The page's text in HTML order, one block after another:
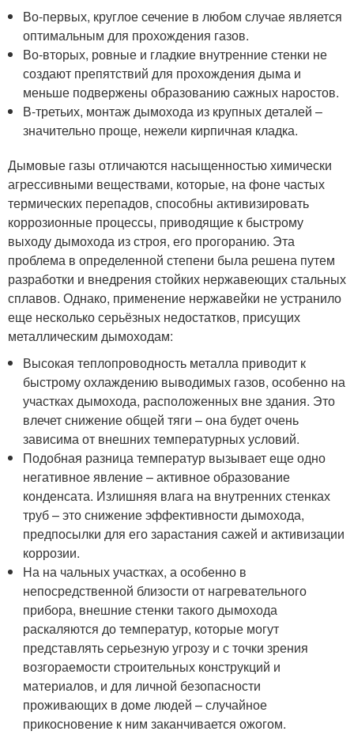
Во-первых, круглое сечение в любом случае является
оптимальным для прохождения газов.
Во-вторых, ровные и гладкие внутренние стенки не
создают препятствий для прохождения дыма и
меньше подвержены образованию сажных наростов.
В-третьих, монтаж дымохода из крупных деталей –
значительно проще, нежели кирпичная кладка.
Дымовые газы отличаются насыщенностью химически
агрессивными веществами, которые, на фоне частых
термических перепадов, способны активизировать
коррозионные процессы, приводящие к быстрому
выходу дымохода из строя, его прогоранию. Эта
проблема в определенной степени была решена путем
разработки и внедрения стойких нержавеющих стальных
сплавов. Однако, применение нержавейки не устранило
еще несколько серьёзных недостатков, присущих
металлическим дымоходам:
Высокая теплопроводность металла приводит к
быстрому охлаждению выводимых газов, особенно на
участках дымохода, расположенных вне здания. Это
влечет снижение общей тяги – она будет очень
зависима от внешних температурных условий.
Подобная разница температур вызывает еще одно
негативное явление – активное образование
конденсата. Излишняя влага на внутренних стенках
труб – это снижение эффективности дымохода,
предпосылки для его зарастания сажей и активизации
коррозии.
На на чальных участках, а особенно в
непосредственной близости от нагревательного
прибора, внешние стенки такого дымохода
раскаляются до температур, которые могут
представлять серьезную угрозу и с точки зрения
возгораемости строительных конструкций и
материалов, и для личной безопасности
проживающих в доме людей – случайное
прикосновение к ним заканчивается ожогом.